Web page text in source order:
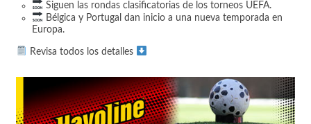
Siguen las rondas clasificatorias de los torneos UEFA.
Bélgica y Portugal dan inicio a una nueva temporada en
Europa.
Revisa todos los detalles